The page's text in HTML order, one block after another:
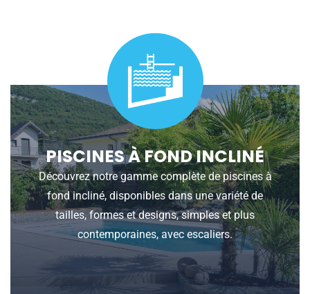
PISCINES À FOND INCLINÉ
Découvrez notre gamme complète de piscines à
fond incliné, disponibles dans une variété de
tailles, formes et designs, simples et plus
contemporaines, avec escaliers.